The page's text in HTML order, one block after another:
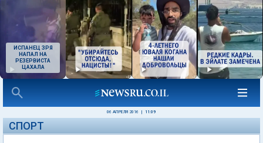
ИСПАНЕЦ ЗРЯ
НАПАЛ НА
РЕЗЕРВИСТА
ЦАХАЛА
06 АПРЕЛЯ 2016 11:09
СПОРТ